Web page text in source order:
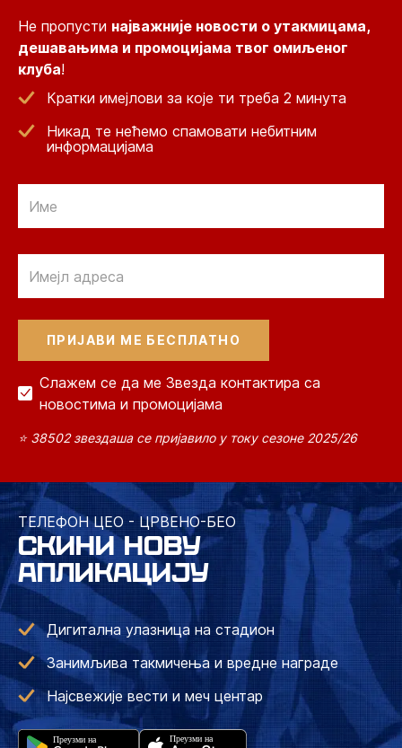
Не пропусти најважније новости о утакмицама,
дешавањима и промоцијама твог омиљеног
клуба!
Кратки имејлови за које ти треба 2 минута
Никад те нећемо спамовати небитним
информацијама
Слажем се да ме Звезда контактира са
новостима и промоцијама
⭐ 38502 звездаша се пријавило у току сезоне 2025/26
ТЕЛЕФОН ЦЕО - ЦРВЕНО-БЕО
СКИНИ НОВУ
АПЛИКАЦИЈУ
Дигитална улазница на стадион
Занимљива такмичења и вредне награде
Најсвежије вести и меч центар